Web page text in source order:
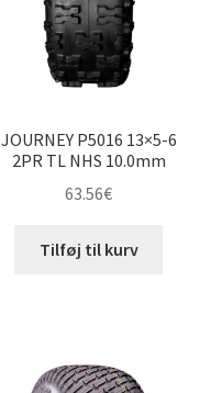
JOURNEY P5016 13×5-6
2PR TL NHS 10.0mm
63.56€
Tilføj til kurv